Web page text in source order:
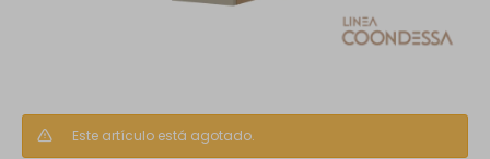
Este artículo está agotado.